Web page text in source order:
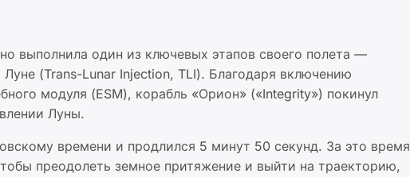
выполнила один из ключевых этапов своего полета —
(Trans-Lunar Injection, TLI). Благодаря включению
модуля (ESM), корабль «Орион» («Integrity») покинул
Луны.
времени и продлился 5 минут 50 секунд. За это время
преодолеть земное притяжение и выйти на траекторию,